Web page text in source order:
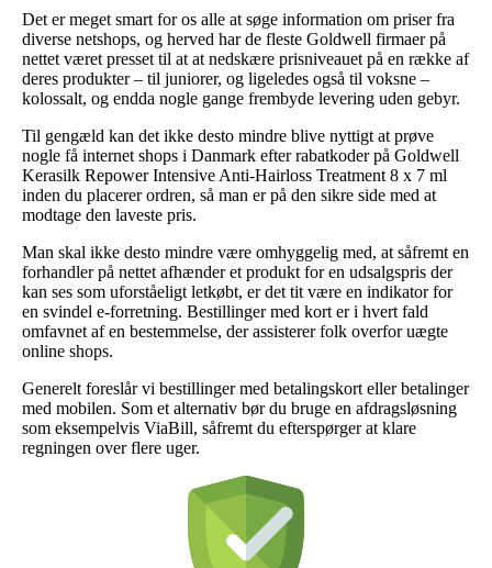
Det er meget smart for os alle at søge information om priser fra
diverse netshops, og herved har de fleste Goldwell firmaer på
nettet været presset til at at nedskære prisniveauet på en række af
deres produkter – til juniorer, og ligeledes også til voksne –
kolossalt, og endda nogle gange frembyde levering uden gebyr.
Til gengæld kan det ikke desto mindre blive nyttigt at prøve
nogle få internet shops i Danmark efter rabatkoder på Goldwell
Kerasilk Repower Intensive Anti-Hairloss Treatment 8 x 7 ml
inden du placerer ordren, så man er på den sikre side med at
modtage den laveste pris.
Man skal ikke desto mindre være omhyggelig med, at såfremt en
forhandler på nettet afhænder et produkt for en udsalgspris der
kan ses som uforståeligt letkøbt, er det tit være en indikator for
en svindel e-forretning. Bestillinger med kort er i hvert fald
omfavnet af en bestemmelse, der assisterer folk overfor uægte
online shops.
Generelt foreslår vi bestillinger med betalingskort eller betalinger
med mobilen. Som et alternativ bør du bruge en afdragsløsning
som eksempelvis ViaBill, såfremt du efterspørger at klare
regningen over flere uger.